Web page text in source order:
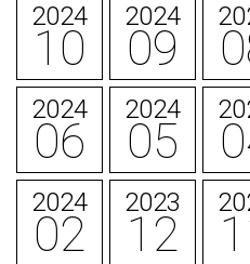
2024
10
2024
09
2024
06
2024
05
2024
02
2023
12